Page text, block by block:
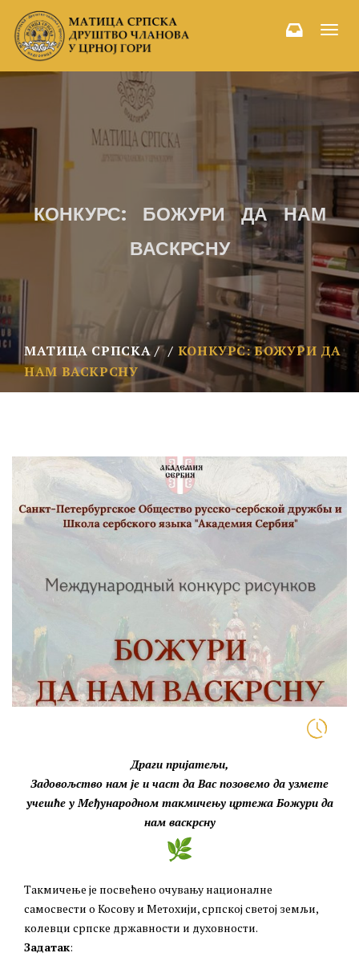
КОНКУРС: БОЖУРИ ДА НАМ
ВАСКРСНУ
МАТИЦА СРПСКА
КОНКУРС: БОЖУРИ ДА
НАМ ВАСКРСНУ
Драги пријатељи,
Задовољство нам је и част да Вас позовемо да узмете
учешће у Међународном такмичењу цртежа Божури да
нам васкрсну
Такмичење је посвећено очувању националне
самосвести о Косову и Метохији, српској светој земљи,
колевци српске државности и духовности.
Задатак: